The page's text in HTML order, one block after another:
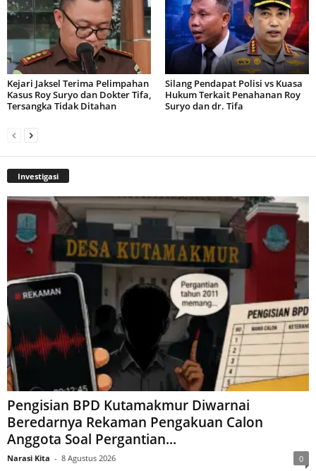
Kejari Jaksel Terima Pelimpahan
Kasus Roy Suryo dan Dokter Tifa,
Tersangka Tidak Ditahan
Silang Pendapat Polisi vs Kuasa
Hukum Terkait Penahanan Roy
Suryo dan dr. Tifa
Investigasi
Pengisian BPD Kutamakmur Diwarnai
Beredarnya Rekaman Pengakuan Calon
Anggota Soal Pergantian...
Narasi Kita - 8 Agustus 2026 0